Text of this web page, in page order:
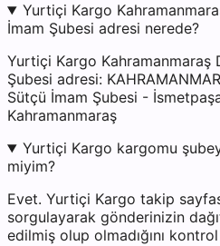
Yurtiçi Kargo
İmam Şubesi adresi nerede?
Yurtiçi Kargo Kahramanmaraş
Şubesi adresi:
Sütçü İmam Şubesi -
Kahramanmaraş
Yurtiçi Kargo kargomu
miyim?
Evet. Yurtiçi Kargo takip
sorgulayarak gönderinizin
edilmiş olup olmadığını